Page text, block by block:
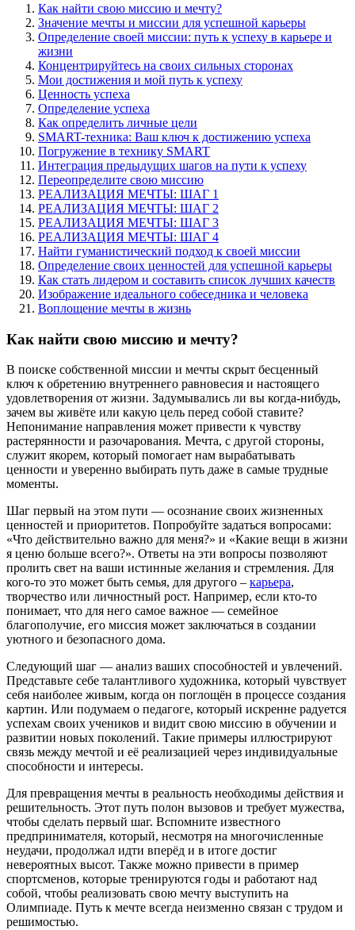
Как найти свою миссию и мечту?
Значение мечты и миссии для успешной карьеры
Определение своей миссии: путь к успеху в карьере и
жизни
Концентрируйтесь на своих сильных сторонах
Мои достижения и мой путь к успеху
Ценность успеха
Определение успеха
Как определить личные цели
SMART-техника: Ваш ключ к достижению успеха
Погружение в технику SMART
Интеграция предыдущих шагов на пути к успеху
Переопределите свою миссию
РЕАЛИЗАЦИЯ МЕЧТЫ: ШАГ 1
РЕАЛИЗАЦИЯ МЕЧТЫ: ШАГ 2
РЕАЛИЗАЦИЯ МЕЧТЫ: ШАГ 3
РЕАЛИЗАЦИЯ МЕЧТЫ: ШАГ 4
Найти гуманистический подход к своей миссии
Определение своих ценностей для успешной карьеры
Как стать лидером и составить список лучших качеств
Изображение идеального собеседника и человека
Воплощение мечты в жизнь
Как найти свою миссию и мечту?
В поиске собственной миссии и мечты скрыт бесценный
ключ к обретению внутреннего равновесия и настоящего
удовлетворения от жизни. Задумывались ли вы когда-нибудь,
зачем вы живёте или какую цель перед собой ставите?
Непонимание направления может привести к чувству
растерянности и разочарования. Мечта, с другой стороны,
служит якорем, который помогает нам вырабатывать
ценности и уверенно выбирать путь даже в самые трудные
моменты.
Шаг первый на этом пути — осознание своих жизненных
ценностей и приоритетов. Попробуйте задаться вопросами:
«Что действительно важно для меня?» и «Какие вещи в жизни
я ценю больше всего?». Ответы на эти вопросы позволяют
пролить свет на ваши истинные желания и стремления. Для
кого-то это может быть семья, для другого – карьера,
творчество или личностный рост. Например, если кто-то
понимает, что для него самое важное — семейное
благополучие, его миссия может заключаться в создании
уютного и безопасного дома.
Следующий шаг — анализ ваших способностей и увлечений.
Представьте себе талантливого художника, который чувствует
себя наиболее живым, когда он поглощён в процессе создания
картин. Или подумаем о педагоге, который искренне радуется
успехам своих учеников и видит свою миссию в обучении и
развитии новых поколений. Такие примеры иллюстрируют
связь между мечтой и её реализацией через индивидуальные
способности и интересы.
Для превращения мечты в реальность необходимы действия и
решительность. Этот путь полон вызовов и требует мужества,
чтобы сделать первый шаг. Вспомните известного
предпринимателя, который, несмотря на многочисленные
неудачи, продолжал идти вперёд и в итоге достиг
невероятных высот. Также можно привести в пример
спортсменов, которые тренируются годы и работают над
собой, чтобы реализовать свою мечту выступить на
Олимпиаде. Путь к мечте всегда неизменно связан с трудом и
решимостью.